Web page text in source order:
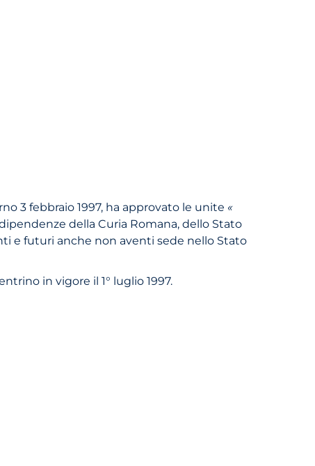
3 febbraio 1997, ha approvato le unite «
della Curia Romana, dello Stato
e futuri anche non aventi sede nello Stato
in vigore il 1° luglio 1997.